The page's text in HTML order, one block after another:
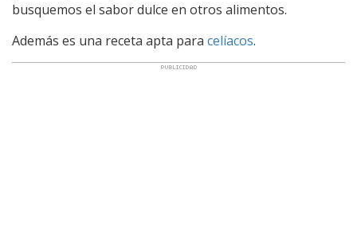
busquemos el sabor dulce en otros alimentos.
Además es una receta apta para celíacos.